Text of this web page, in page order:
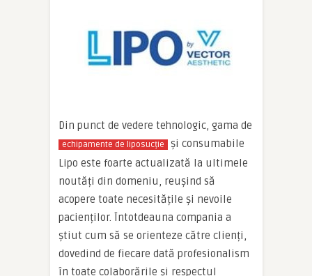
Din punct de vedere tehnologic, gama de
echipamente de liposucție
și consumabile
Lipo este foarte actualizată la ultimele
noutăți din domeniu, reușind să
acopere toate necesitățile și nevoile
pacienților. Întotdeauna compania a
știut cum să se orienteze către clienți,
dovedind de fiecare dată profesionalism
în toate colaborările și respectul